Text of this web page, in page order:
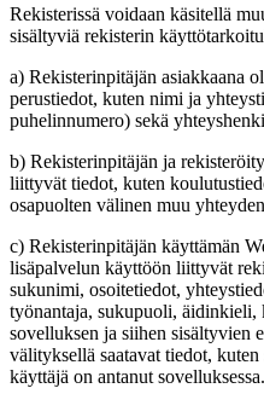
Rekisterissä voidaan käsitellä
sisältyviä rekisterin
a) Rekisterinpitäjän asiakkaana
perustiedot, kuten nimi ja
puhelinnumero) sekä
b) Rekisterinpitäjän ja
liittyvät tiedot, kuten
osapuolten välinen muu
c) Rekisterinpitäjän käyttämän
lisäpalvelun käyttöön liittyvät
sukunimi, osoitetiedot,
työnantaja, sukupuoli, äidinkieli,
sovelluksen ja siihen sisältyvien
välityksellä saatavat tiedot,
käyttäjä on antanut sovelluksessa.